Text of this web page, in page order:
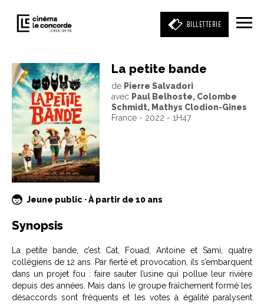
BILLETTERIE
Entrez votre mot clé
(film, réalisateur, acteur, événement)
La petite bande
de Pierre Salvadori
avec Paul Belhoste, Colombe
Schmidt, Mathys Clodion-Gines
France - 2022 - 1H47
Jeune public · À partir de 10 ans
Synopsis
La petite bande, c’est Cat, Fouad, Antoine et Sami, quatre
collégiens de 12 ans. Par fierté et provocation, ils s’embarquent
dans un projet fou : faire sauter l’usine qui pollue leur rivière
depuis des années. Mais dans le groupe fraîchement formé les
désaccords sont fréquents et les votes à égalité paralysent